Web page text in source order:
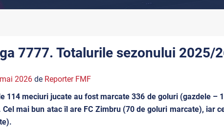
7777. Totalurile sezonului 2025/
2026de Reporter FMF
114 meciuri jucate au fost marcate 336 de goluri (gazdele –
Cel mai bun atac îl are FC Zimbru (70 de goluri marcate), iar